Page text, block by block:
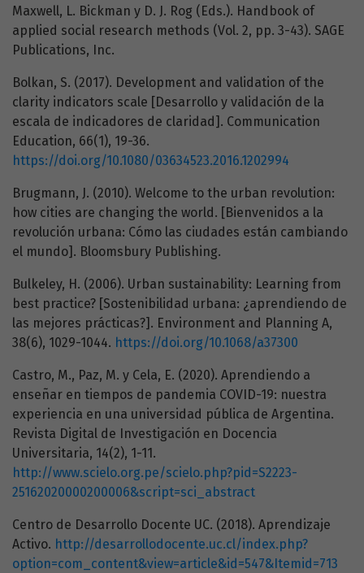
Maxwell, L. Bickman y D. J. Rog (Eds.). Handbook of
applied social research methods (Vol. 2, pp. 3-43). SAGE
Publications, Inc.
Bolkan, S. (2017). Development and validation of the
clarity indicators scale [Desarrollo y validación de la
escala de indicadores de claridad]. Communication
Education, 66(1), 19-36.
https://doi.org/10.1080/03634523.2016.1202994
Brugmann, J. (2010). Welcome to the urban revolution:
how cities are changing the world. [Bienvenidos a la
revolución urbana: Cómo las ciudades están cambiando
el mundo]. Bloomsbury Publishing.
Bulkeley, H. (2006). Urban sustainability: Learning from
best practice? [Sostenibilidad urbana: ¿aprendiendo de
las mejores prácticas?]. Environment and Planning A,
38(6), 1029-1044. https://doi.org/10.1068/a37300
Castro, M., Paz, M. y Cela, E. (2020). Aprendiendo a
enseñar en tiempos de pandemia COVID-19: nuestra
experiencia en una universidad pública de Argentina.
Revista Digital de Investigación en Docencia
Universitaria, 14(2), 1-11.
http://www.scielo.org.pe/scielo.php?pid=S2223-
25162020000200006&script=sci_abstract
Centro de Desarrollo Docente UC. (2018). Aprendizaje
Activo. http://desarrollodocente.uc.cl/index.php?
option=com_content&view=article&id=547&Itemid=713